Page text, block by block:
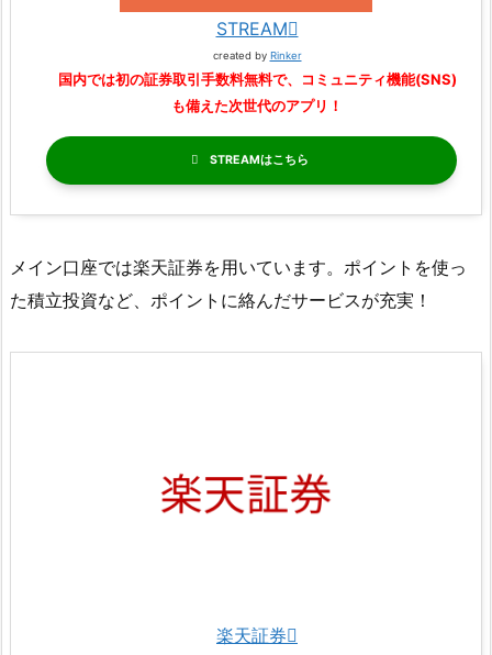
STREAM
created by Rinker
国内では初の証券取引手数料無料で、コミュニティ機能(SNS)
も備えた次世代のアプリ！
STREAM
メイン口座では楽天証券を用いています。ポイントを使っ
た積立投資など、ポイントに絡んだサービスが充実！
楽天証券